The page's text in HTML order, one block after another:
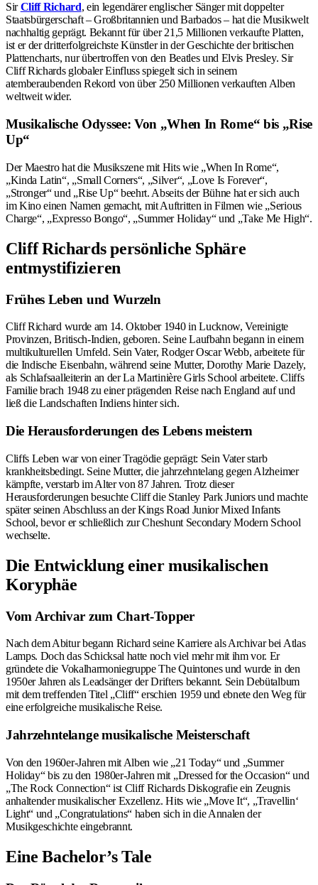
SirCliff Richard, ein legendärer englischer Sänger mit doppelter
Staatsbürgerschaft – Großbritannien und Barbados – hat die Musikwelt
nachhaltig geprägt. Bekannt für über 21,5 Millionen verkaufte Platten,
ist er der dritterfolgreichste Künstler in der Geschichte der britischen
Plattencharts, nur übertroffen von den Beatles und Elvis Presley. Sir
Cliff Richards globaler Einfluss spiegelt sich in seinem
atemberaubenden Rekord von über 250 Millionen verkauften Alben
weltweit wider.
Musikalische Odyssee: Von „When In Rome“ bis „Rise
Up“
Der Maestro hat die Musikszene mit Hits wie „When In Rome“,
„Kinda Latin“, „Small Corners“, „Silver“, „Love Is Forever“,
„Stronger“ und „Rise Up“ beehrt. Abseits der Bühne hat er sich auch
im Kino einen Namen gemacht, mit Auftritten in Filmen wie „Serious
Charge“, „Expresso Bongo“, „Summer Holiday“ und „Take Me High“.
Cliff Richards persönliche Sphäre
entmystifizieren
Frühes Leben und Wurzeln
Cliff Richard wurde am 14. Oktober 1940 in Lucknow, Vereinigte
Provinzen, Britisch-Indien, geboren. Seine Laufbahn begann in einem
multikulturellen Umfeld. Sein Vater, Rodger Oscar Webb, arbeitete für
die Indische Eisenbahn, während seine Mutter, Dorothy Marie Dazely,
als Schlafsaalleiterin an der La Martinière Girls School arbeitete. Cliffs
Familie brach 1948 zu einer prägenden Reise nach England auf und
ließ die Landschaften Indiens hinter sich.
Die Herausforderungen des Lebens meistern
Cliffs Leben war von einer Tragödie geprägt: Sein Vater starb
krankheitsbedingt. Seine Mutter, die jahrzehntelang gegen Alzheimer
kämpfte, verstarb im Alter von 87 Jahren. Trotz dieser
Herausforderungen besuchte Cliff die Stanley Park Juniors und machte
später seinen Abschluss an der Kings Road Junior Mixed Infants
School, bevor er schließlich zur Cheshunt Secondary Modern School
wechselte.
Die Entwicklung einer musikalischen
Koryphäe
Vom Archivar zum Chart-Topper
Nach dem Abitur begann Richard seine Karriere als Archivar bei Atlas
Lamps. Doch das Schicksal hatte noch viel mehr mit ihm vor. Er
gründete die Vokalharmoniegruppe The Quintones und wurde in den
1950er Jahren als Leadsänger der Drifters bekannt. Sein Debütalbum
mit dem treffenden Titel „Cliff“ erschien 1959 und ebnete den Weg für
eine erfolgreiche musikalische Reise.
Jahrzehntelange musikalische Meisterschaft
Von den 1960er-Jahren mit Alben wie „21 Today“ und „Summer
Holiday“ bis zu den 1980er-Jahren mit „Dressed for the Occasion“ und
„The Rock Connection“ ist Cliff Richards Diskografie ein Zeugnis
anhaltender musikalischer Exzellenz. Hits wie „Move It“, „Travellin‘
Light“ und „Congratulations“ haben sich in die Annalen der
Musikgeschichte eingebrannt.
Eine Bachelor’s Tale